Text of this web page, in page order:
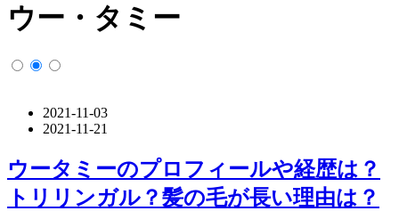
ウー・タミー
2021-11-03
2021-11-21
ウータミーのプロフィールや経歴は？
トリリンガル？髪の毛が長い理由は？